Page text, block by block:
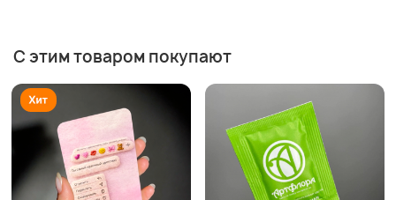
С этим товаром покупают